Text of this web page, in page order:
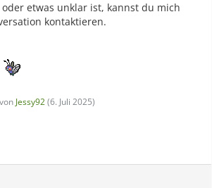
oder etwas unklar ist, kannst du mich
kontaktieren.
Jessy92(6. Juli 2025)